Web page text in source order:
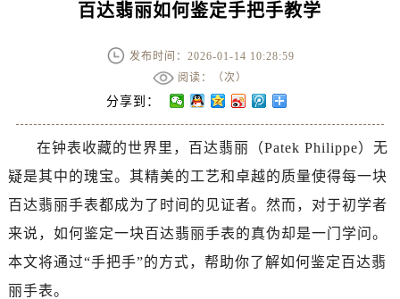
百达翡丽如何鉴定手把手教学
发布时间：2026-01-14 10:28:59
阅读：（次）
分享到：
在钟表收藏的世界里，百达翡丽（Patek Philippe）无
疑是其中的瑰宝。其精美的工艺和卓越的质量使得每一块
百达翡丽手表都成为了时间的见证者。然而，对于初学者
来说，如何鉴定一块百达翡丽手表的真伪却是一门学问。
本文将通过“手把手”的方式，帮助你了解如何鉴定百达翡
丽手表。